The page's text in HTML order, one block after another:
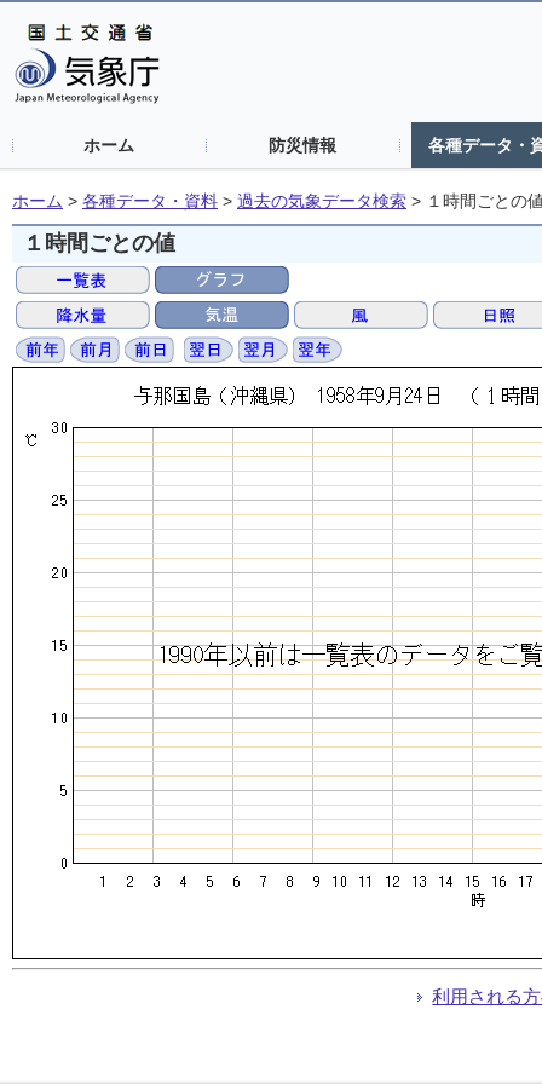
ホーム 防災情報 各種データ・
ホーム > 各種データ・資料 > 過去の気象データ検索 > １時間ごとの
１時間ごとの値
利用される